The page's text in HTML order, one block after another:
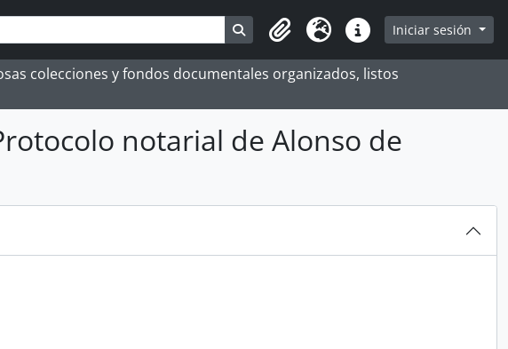
Search in browse page
Portapapeles
Idioma Enlaces rápidos
Iniciar sesión
colecciones y fondos documentales organizados, listos
notarial de Alonso de